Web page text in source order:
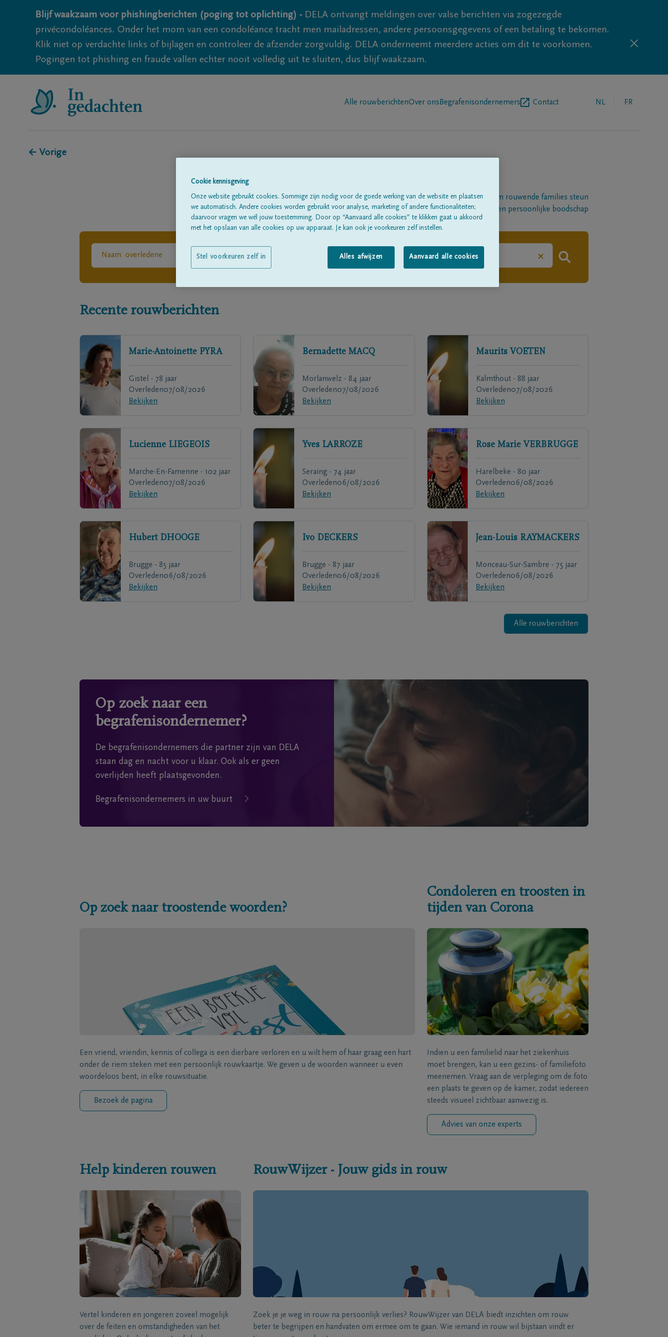
Blijf waakzaam voor phishingberichten (poging tot oplichting) - DELA ontvangt meldingen over valse berichten via zogezegde
privécondoléances. Onder het mom van een condoléance tracht men mailadressen, andere persoonsgegevens of een betaling te bekomen.
Klik niet op verdachte links of bijlagen en controleer de afzender zorgvuldig. DELA onderneemt meerdere acties om dit te voorkomen.
Pogingen tot phishing en fraude vallen echter nooit volledig uit te sluiten, dus blijf waakzaam.
Alle rouwberichtenOver ons Begrafenisondernemers Contact NL FR
← Vorige
Een platform om rouwende families steun
te betuigen met een persoonlijke boodschap
×
Recente rouwberichten
Marie-Antoinette PYRA
Gistel - 78 jaar
Overleden07/08/2026
Bekijken
Bernadette MACQ
Morlanwelz - 84 jaar
Overleden07/08/2026
Bekijken
Maurits VOETEN
Kalmthout - 88 jaar
Overleden07/08/2026
Bekijken
Lucienne LIEGEOIS
Marche-En-Famenne - 102 jaar
Overleden07/08/2026
Bekijken
Yves LARROZE
Seraing - 74 jaar
Overleden06/08/2026
Bekijken
Rose Marie VERBRUGGE
Harelbeke - 80 jaar
Overleden06/08/2026
Bekijken
Hubert DHOOGE
Brugge - 85 jaar
Overleden06/08/2026
Bekijken
Ivo DECKERS
Brugge - 87 jaar
Overleden06/08/2026
Bekijken
Jean-Louis RAYMACKERS
Monceau-Sur-Sambre - 75 jaar
Overleden06/08/2026
Bekijken
Alle rouwberichten
Op zoek naar een
begrafenisondernemer?
De begrafenisondernemers die partner zijn van DELA
staan dag en nacht voor u klaar. Ook als er geen
overlijden heeft plaatsgevonden.
Begrafenisondernemers in uw buurt
Op zoek naar troostende woorden?
Een vriend, vriendin, kennis of collega is een dierbare verloren en u wilt hem of haar graag een hart
onder de riem steken met een persoonlijk rouwkaartje. We geven u de woorden wanneer u even
woordeloos bent, in elke rouwsituatie.
Bezoek de pagina
Condoleren en troosten in
tijden van Corona
Indien u een familielid naar het ziekenhuis
moet brengen, kan u een gezins- of familiefoto
meenemen. Vraag aan de verpleging om de foto
een plaats te geven op de kamer, zodat iedereen
steeds visueel zichtbaar aanwezig is.
Advies van onze experts
Help kinderen rouwen
Vertel kinderen en jongeren zoveel mogelijk
over de feiten en omstandigheden van het
RouwWijzer - Jouw gids in rouw
Zoek je je weg in rouw na persoonlijk verlies? RouwWijzer van DELA biedt inzichten om rouw
beter te begrijpen en handvaten om ermee om te gaan. Wie iemand in rouw wil bijstaan vindt er
Cookie kennisgeving
Onze website gebruikt cookies. Sommige zijn nodig voor de goede werking van de website en plaatsen
we automatisch. Andere cookies worden gebruikt voor analyse, marketing of andere functionaliteiten;
daarvoor vragen we wél jouw toestemming. Door op “Aanvaard alle cookies” te klikken gaat u akkoord
met het opslaan van alle cookies op uw apparaat. Je kan ook je voorkeuren zelf instellen.
Alles afwijzen Aanvaard alle cookies
Stel voorkeuren zelf in